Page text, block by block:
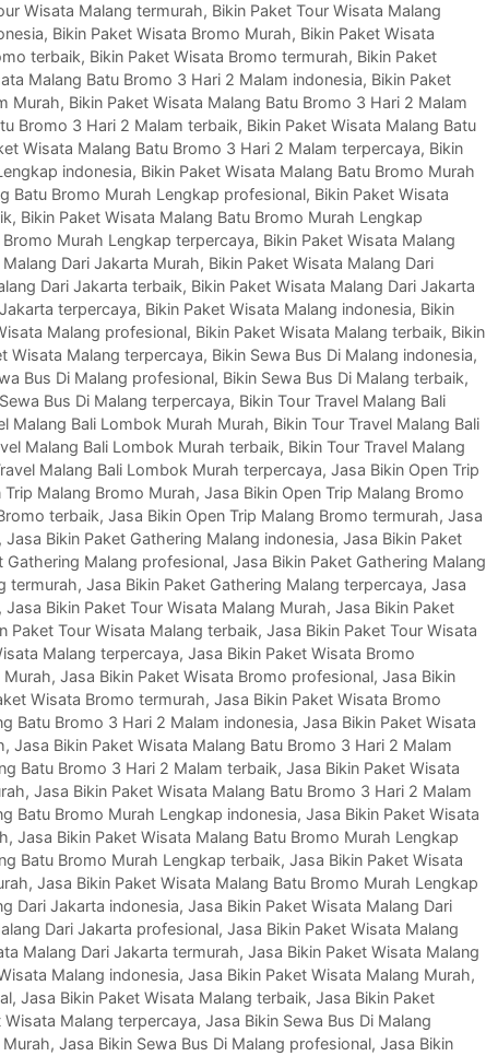
Wisata Malang termurah, Bikin Paket Tour Wisata Malang
, Bikin Paket Wisata Bromo Murah, Bikin Paket Wisata
terbaik, Bikin Paket Wisata Bromo termurah, Bikin Paket
Malang Batu Bromo 3 Hari 2 Malam indonesia, Bikin Paket
Murah, Bikin Paket Wisata Malang Batu Bromo 3 Hari 2 Malam
Bromo 3 Hari 2 Malam terbaik, Bikin Paket Wisata Malang Batu
Wisata Malang Batu Bromo 3 Hari 2 Malam terpercaya, Bikin
indonesia, Bikin Paket Wisata Malang Batu Bromo Murah
Batu Bromo Murah Lengkap profesional, Bikin Paket Wisata
, Bikin Paket Wisata Malang Batu Bromo Murah Lengkap
Murah Lengkap terpercaya, Bikin Paket Wisata Malang
Dari Jakarta Murah, Bikin Paket Wisata Malang Dari
Dari Jakarta terbaik, Bikin Paket Wisata Malang Dari Jakarta
terpercaya, Bikin Paket Wisata Malang indonesia, Bikin
Malang profesional, Bikin Paket Wisata Malang terbaik, Bikin
Wisata Malang terpercaya, Bikin Sewa Bus Di Malang indonesia,
Bus Di Malang profesional, Bikin Sewa Bus Di Malang terbaik,
Bus Di Malang terpercaya, Bikin Tour Travel Malang Bali
Malang Bali Lombok Murah Murah, Bikin Tour Travel Malang Bali
Malang Bali Lombok Murah terbaik, Bikin Tour Travel Malang
Malang Bali Lombok Murah terpercaya, Jasa Bikin Open Trip
Trip Malang Bromo Murah, Jasa Bikin Open Trip Malang Bromo
terbaik, Jasa Bikin Open Trip Malang Bromo termurah, Jasa
, Jasa Bikin Paket Gathering Malang indonesia, Jasa Bikin Paket
Gathering Malang profesional, Jasa Bikin Paket Gathering Malang
termurah, Jasa Bikin Paket Gathering Malang terpercaya, Jasa
, Jasa Bikin Paket Tour Wisata Malang Murah, Jasa Bikin Paket
Paket Tour Wisata Malang terbaik, Jasa Bikin Paket Tour Wisata
Malang terpercaya, Jasa Bikin Paket Wisata Bromo
Murah, Jasa Bikin Paket Wisata Bromo profesional, Jasa Bikin
Wisata Bromo termurah, Jasa Bikin Paket Wisata Bromo
Batu Bromo 3 Hari 2 Malam indonesia, Jasa Bikin Paket Wisata
, Jasa Bikin Paket Wisata Malang Batu Bromo 3 Hari 2 Malam
Batu Bromo 3 Hari 2 Malam terbaik, Jasa Bikin Paket Wisata
, Jasa Bikin Paket Wisata Malang Batu Bromo 3 Hari 2 Malam
Batu Bromo Murah Lengkap indonesia, Jasa Bikin Paket Wisata
, Jasa Bikin Paket Wisata Malang Batu Bromo Murah Lengkap
Batu Bromo Murah Lengkap terbaik, Jasa Bikin Paket Wisata
, Jasa Bikin Paket Wisata Malang Batu Bromo Murah Lengkap
Dari Jakarta indonesia, Jasa Bikin Paket Wisata Malang Dari
Dari Jakarta profesional, Jasa Bikin Paket Wisata Malang
Malang Dari Jakarta termurah, Jasa Bikin Paket Wisata Malang
Malang indonesia, Jasa Bikin Paket Wisata Malang Murah,
, Jasa Bikin Paket Wisata Malang terbaik, Jasa Bikin Paket
Wisata Malang terpercaya, Jasa Bikin Sewa Bus Di Malang
, Jasa Bikin Sewa Bus Di Malang profesional, Jasa Bikin